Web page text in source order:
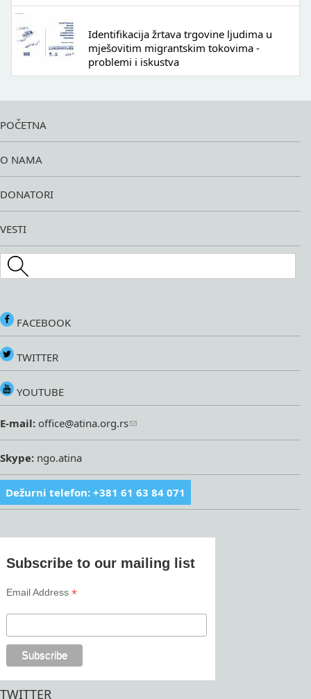
Identifikacija žrtava trgovine ljudima u
mješovitim migrantskim tokovima -
problemi i iskustva
POČETNA
O NAMA
DONATORI
VESTI
Search this site
FACEBOOK
TWITTER
YOUTUBE
E-mail: office@atina.org.rs
Skype: ngo.atina
Dežurni telefon: +381 61 63 84 071
Subscribe to our mailing list
Email Address*
TWITTER